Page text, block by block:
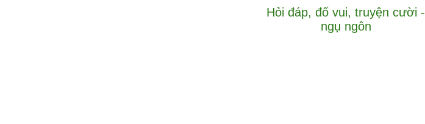
Hỏi đáp, đố vui, truyện cười -
ngụ ngôn